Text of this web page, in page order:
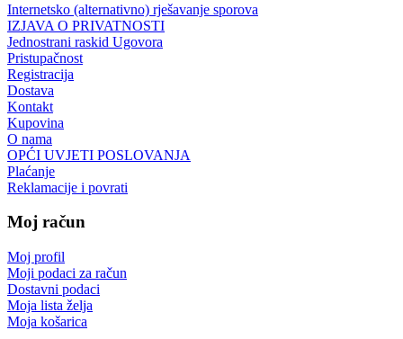
Internetsko (alternativno) rješavanje sporova
IZJAVA O PRIVATNOSTI
Jednostrani raskid Ugovora
Pristupačnost
Registracija
Dostava
Kontakt
Kupovina
O nama
OPĆI UVJETI POSLOVANJA
Plaćanje
Reklamacije i povrati
Moj račun
Moj profil
Moji podaci za račun
Dostavni podaci
Moja lista želja
Moja košarica